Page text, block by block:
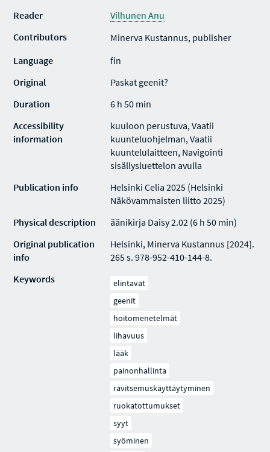
Reader
Vilhunen Anu
Contributors
Minerva Kustannus, publisher
Language
fin
Original
Paskat geenit?
Duration
6 h 50 min
Accessibility
information
kuuloon perustuva, Vaatii
kuunteluohjelman, Vaatii
kuuntelulaitteen, Navigointi
sisällysluettelon avulla
Publication info
Helsinki Celia 2025 (Helsinki
Näkövammaisten liitto 2025)
Physical description
äänikirja Daisy 2.02 (6 h 50 min)
Original publication
info
Helsinki, Minerva Kustannus [2024].
265 s. 978-952-410-144-8.
Keywords
elintavat
geenit
hoitomenetelmät
lihavuus
lääk
painonhallinta
ravitsemuskäyttäytyminen
ruokatottumukset
syyt
syöminen